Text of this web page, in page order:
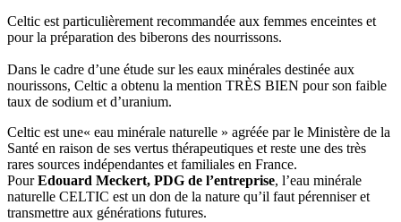
Celtic est particulièrement recommandée aux femmes enceintes et
pour la préparation des biberons des nourrissons.
Dans le cadre d’une étude sur les eaux minérales destinée aux
nourissons, Celtic a obtenu la mention TRÈS BIEN pour son faible
taux de sodium et d’uranium.
Celtic est une« eau minérale naturelle » agréée par le Ministère de la
Santé en raison de ses vertus thérapeutiques et reste une des très
rares sources indépendantes et familiales en France.
PourEdouard Meckert, PDG de l’entreprise, l’eau minérale
naturelle CELTIC est un don de la nature qu’il faut pérenniser et
transmettre aux générations futures.